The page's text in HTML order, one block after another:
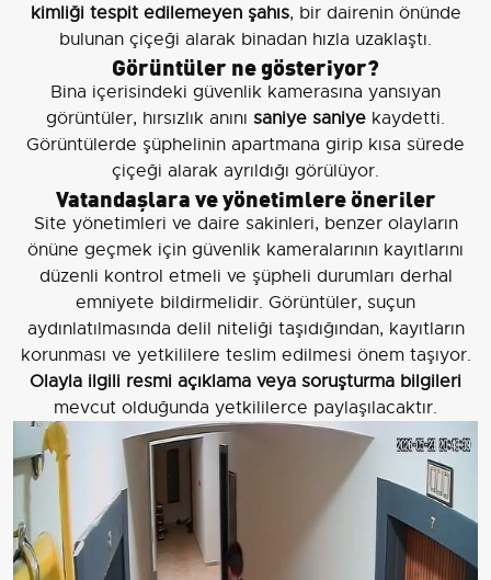
kimliği tespit edilemeyen şahıs, bir dairenin önünde
bulunan çiçeği alarak binadan hızla uzaklaştı.
Görüntüler ne gösteriyor?
Bina içerisindeki güvenlik kamerasına yansıyan
görüntüler, hırsızlık anını saniye saniye kaydetti.
Görüntülerde şüphelinin apartmana girip kısa sürede
çiçeği alarak ayrıldığı görülüyor.
Vatandaşlara ve yönetimlere öneriler
Site yönetimleri ve daire sakinleri, benzer olayların
önüne geçmek için güvenlik kameralarının kayıtlarını
düzenli kontrol etmeli ve şüpheli durumları derhal
emniyete bildirmelidir. Görüntüler, suçun
aydınlatılmasında delil niteliği taşıdığından, kayıtların
korunması ve yetkililere teslim edilmesi önem taşıyor.
Olayla ilgili resmi açıklama veya soruşturma bilgileri
mevcut olduğunda yetkililerce paylaşılacaktır.